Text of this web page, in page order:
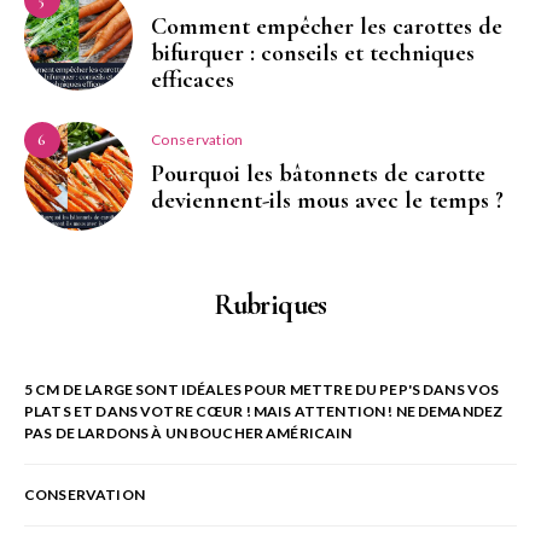
Comment empêcher les carottes de
bifurquer : conseils et techniques
efficaces
6 Conservation
Pourquoi les bâtonnets de carotte
deviennent-ils mous avec le temps ?
Rubriques
5 CM DE LARGE SONT IDÉALES POUR METTRE DU PEP'S DANS VOS
PLATS ET DANS VOTRE CŒUR ! MAIS ATTENTION ! NE DEMANDEZ
PAS DE LARDONS À UN BOUCHER AMÉRICAIN
CONSERVATION